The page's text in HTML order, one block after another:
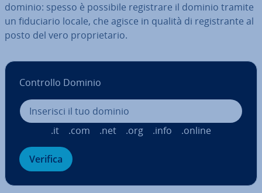
dominio: spesso è possibile re­gi­stra­re il dominio tramite
un fi­du­cia­rio locale, che agisce in qualità di re­gi­stran­te al
posto del vero pro­prie­ta­rio.
Controllo Dominio
.it .com .net .org .info .online
Verifica